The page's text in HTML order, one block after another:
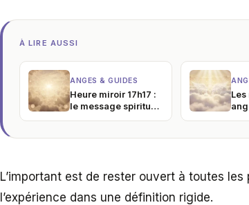
À LIRE AUSSI
ANGES & GUIDES
Heure miroir 17h17 :
le message spirituel
Les
L’important est de rester ouvert à toutes
l’expérience dans une définition rigide.